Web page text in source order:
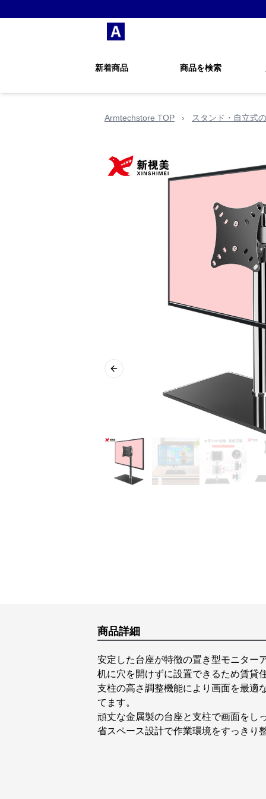
新着商品 商品を検索
Armtechstore TOP › スタンド・自立式
Previous slide
商品詳細
安定した台座が特徴の置き型モニター
机に穴を開けずに設置できるため賃貸
支柱の高さ調整機能により画面を最適
てます。
頑丈な金属製の台座と支柱で画面をし
省スペース設計で作業環境をすっきり